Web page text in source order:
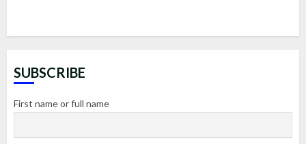
SUBSCRIBE
First name or full name